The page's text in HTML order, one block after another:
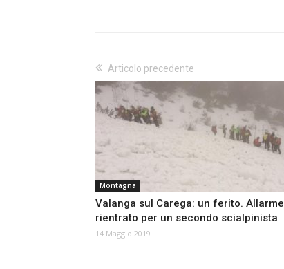
Articolo precedente
Montagna
Valanga sul Carega: un ferito. Allarme
rientrato per un secondo scialpinista
14 Maggio 2019